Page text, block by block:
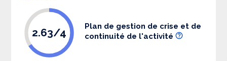
2.63/4
Plan de gestion de crise et de
continuité de l'activité